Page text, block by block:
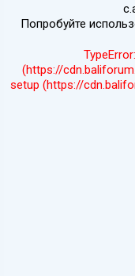
Попробуйте
(https://
setup (https://